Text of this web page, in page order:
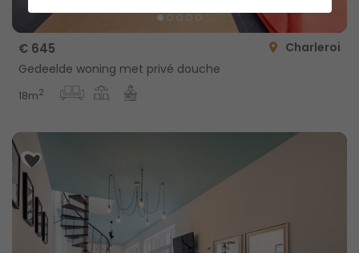
€ 645
Charleroi
Gedeelde woning met privé douche
18m2